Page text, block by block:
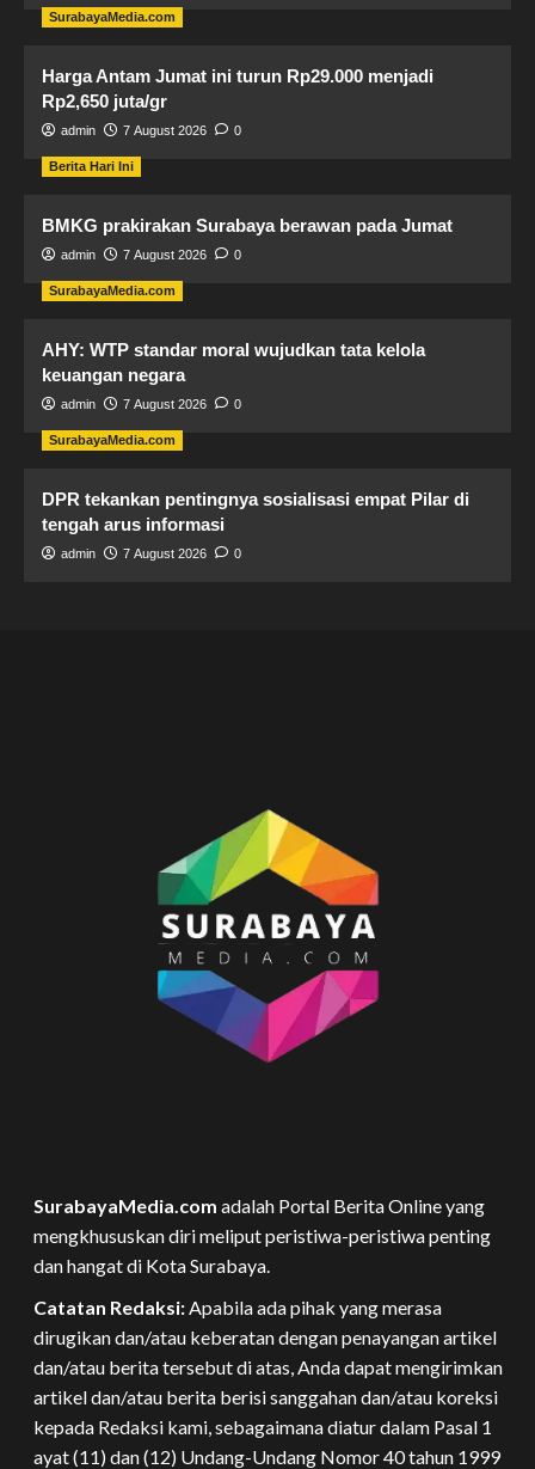
SurabayaMedia.com
Harga Antam Jumat ini turun Rp29.000 menjadi
Rp2,650 juta/gr
admin 7 August 2026 0
Berita Hari Ini
BMKG prakirakan Surabaya berawan pada Jumat
admin 7 August 2026 0
SurabayaMedia.com
AHY: WTP standar moral wujudkan tata kelola
keuangan negara
admin 7 August 2026 0
SurabayaMedia.com
DPR tekankan pentingnya sosialisasi empat Pilar di
tengah arus informasi
admin 7 August 2026 0
SurabayaMedia.com adalah Portal Berita Online yang
mengkhususkan diri meliput peristiwa-peristiwa penting
dan hangat di Kota Surabaya.
Catatan Redaksi:Apabila ada pihak yang merasa
dirugikan dan/atau keberatan dengan penayangan artikel
dan/atau berita tersebut di atas, Anda dapat mengirimkan
artikel dan/atau berita berisi sanggahan dan/atau koreksi
kepada Redaksi kami, sebagaimana diatur dalam Pasal 1
ayat (11) dan (12) Undang-Undang Nomor 40 tahun 1999